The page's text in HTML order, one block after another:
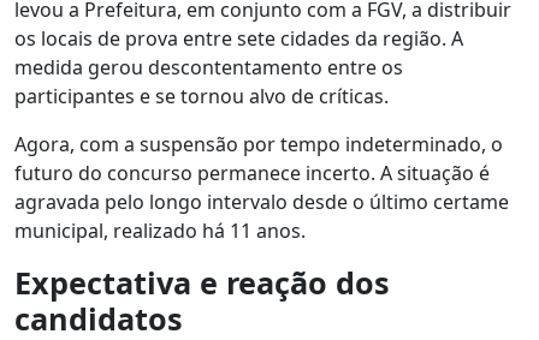
levou a Prefeitura, em conjunto com a FGV, a distribuir
os locais de prova entre sete cidades da região. A
medida gerou descontentamento entre os
participantes e se tornou alvo de críticas.
Agora, com a suspensão por tempo indeterminado, o
futuro do concurso permanece incerto. A situação é
agravada pelo longo intervalo desde o último certame
municipal, realizado há 11 anos.
Expectativa e reação dos
candidatos